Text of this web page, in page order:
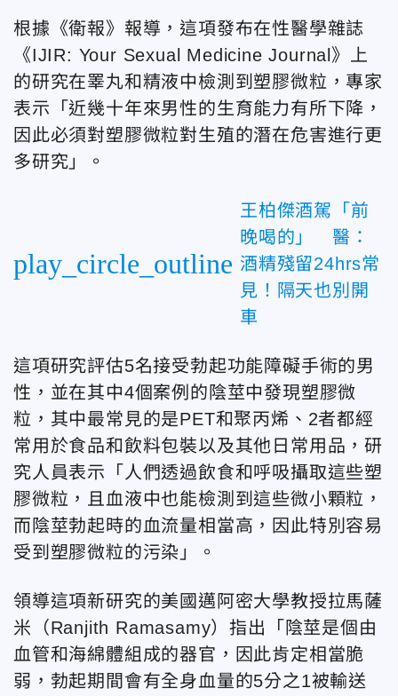
根據《衛報》報導，這項發布在性醫學雜誌
《IJIR: Your Sexual Medicine Journal》上
的研究在睪丸和精液中檢測到塑膠微粒，專家
表示「近幾十年來男性的生育能力有所下降，
因此必須對塑膠微粒對生殖的潛在危害進行更
多研究」。
play_circle_outline
王柏傑酒駕「前
晚喝的」 醫：
酒精殘留24hrs常
見！隔天也別開
車
這項研究評估5名接受勃起功能障礙手術的男
性，並在其中4個案例的陰莖中發現塑膠微
粒，其中最常見的是PET和聚丙烯、2者都經
常用於食品和飲料包裝以及其他日常用品，研
究人員表示「人們透過飲食和呼吸攝取這些塑
膠微粒，且血液中也能檢測到這些微小顆粒，
而陰莖勃起時的血流量相當高，因此特別容易
受到塑膠微粒的污染」。
領導這項新研究的美國邁阿密大學教授拉馬薩
米（Ranjith Ramasamy）指出「陰莖是個由
血管和海綿體組成的器官，因此肯定相當脆
弱，勃起期間會有全身血量的5分之1被輸送